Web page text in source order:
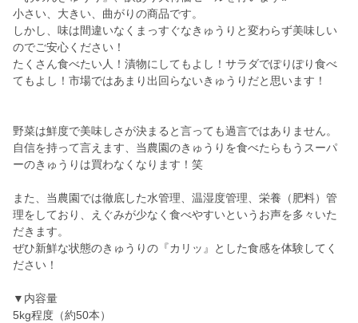
小さい、大きい、曲がりの商品です。
しかし、味は間違いなくまっすぐなきゅうりと変わらず美味しい
のでご安心ください！
たくさん食べたい人！漬物にしてもよし！サラダでぽりぽり食べ
てもよし！市場ではあまり出回らないきゅうりだと思います！
野菜は鮮度で美味しさが決まると言っても過言ではありません。
自信を持って言えます、当農園のきゅうりを食べたらもうスーパ
ーのきゅうりは買わなくなります！笑
また、当農園では徹底した水管理、温湿度管理、栄養（肥料）管
理をしており、えぐみが少なく食べやすいというお声を多々いた
だきます。
ぜひ新鮮な状態のきゅうりの『カリッ』とした食感を体験してく
ださい！
▼内容量
5kg程度（約50本）